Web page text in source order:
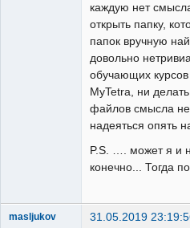
каждую нет
открыть папку,
папок вручную
довольно
обучающих
MyTetra, ни
файлов смысла
надеяться опять
P.S. …. может я и
конечно... Тогда
masljukov 31.05.2019